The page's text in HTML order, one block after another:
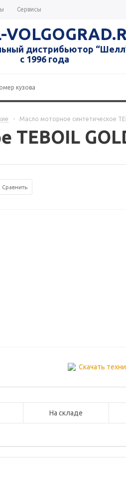
Сервисы
дистрибьютор
с 1996 года
- Масло моторное синтетическое
Сравнить
Скачать
На складе